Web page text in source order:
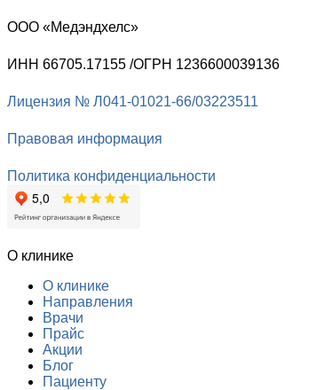
ООО «Медэндхелс»
ИНН 66705.17155 /ОГРН 1236600039136
Лицензия № Л041-01021-66/03223511
Правовая информация
Политика конфиденциальности
О клинике
О клинике
Направления
Врачи
Прайс
Акции
Блог
Пациенту